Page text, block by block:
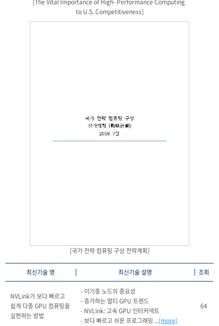
[The Vital Importance of High- Performance Computing
to U.S. Competitiveness]
[국가 전략 컴퓨팅 구상 전략계획]
최신기술 명 최신기술 설명 조회
NVLink가 보다 빠르고
쉽게 다중 GPU 컴퓨팅을
실현하는 방법
- 이기종 노드의 중요성
- 증가하는 멀티 GPU 트렌드
- NVLink: 고속 GPU 인터커넥트
- 보다 빠르고 쉬운 프로그래밍 ...[more]
64